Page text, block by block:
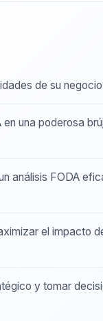
de su
una poderosa
análisis FODA
el impacto
y tomar